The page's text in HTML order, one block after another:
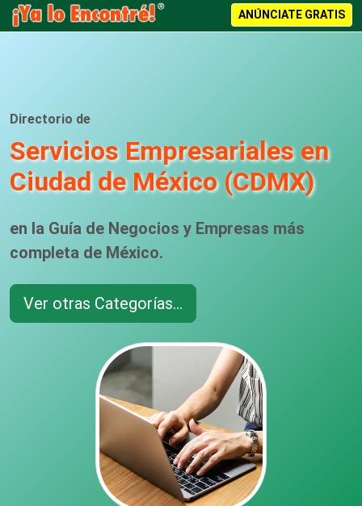
ANÚNCIATE GRATIS
Directorio de
Servicios Empresariales en
Ciudad de México (CDMX)
en la Guía de Negocios y Empresas más
completa de México.
Ver otras Categorías...